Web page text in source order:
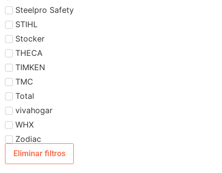
Steelpro Safety
STIHL
Stocker
THECA
TIMKEN
TMC
Total
vivahogar
WHX
Zodiac
Eliminar filtros